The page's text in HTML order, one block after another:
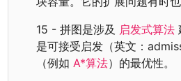
15 - 拼图是涉及 启发式算法
是可接受启发（英文：
（例如 A*算法）的最优性。